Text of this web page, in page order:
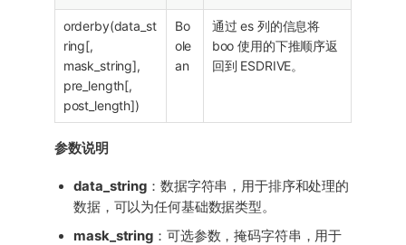
orderby(data_st
ring[,
mask_string],
pre_length[,
post_length])
Bo
ole
an
通过 es 列的信息将
boo 使用的下推顺序返
回到 ESDRIVE。
参数说明
data_string ：数据字符串，用于排序和处理的
数据，可以为任何基础数据类型。
mask_string ：可选参数，掩码字符串，用于